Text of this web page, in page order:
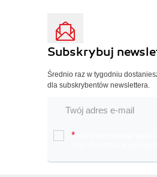
Subskrybuj
Średnio raz w tygodniu
dla subskrybentów newslettera.
*